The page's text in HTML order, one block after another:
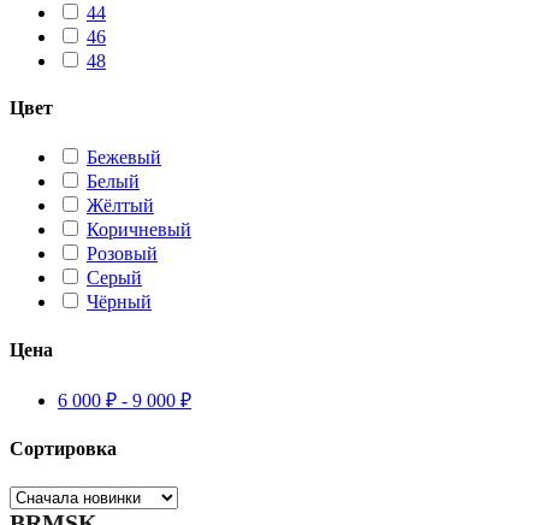
44
46
48
Цвет
Бежевый
Белый
Жёлтый
Коричневый
Розовый
Серый
Чёрный
Цена
6 000 ₽ - 9 000 ₽
Сортировка